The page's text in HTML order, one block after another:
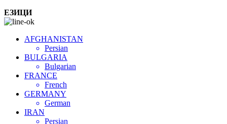
ЕЗИЦИ
AFGHANISTAN
Persian
BULGARIA
Bulgarian
FRANCE
French
GERMANY
German
IRAN
Persian